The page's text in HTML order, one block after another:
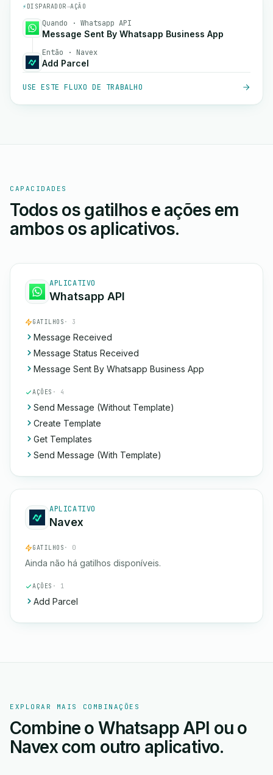
⚡ DISPARADOR→AÇÃO
Quando · Whatsapp API
Message Sent By Whatsapp Business App
Então · Navex
Add Parcel
USE ESTE FLUXO DE TRABALHO
CAPACIDADES
Todos os gatilhos e ações em
ambos os aplicativos.
APLICATIVO
Whatsapp API
GATILHOS · 3
Message Received
Message Status Received
Message Sent By Whatsapp Business App
AÇÕES · 4
Send Message (Without Template)
Create Template
Get Templates
Send Message (With Template)
APLICATIVO
Navex
GATILHOS · 0
Ainda não há gatilhos disponíveis.
AÇÕES · 1
Add Parcel
EXPLORAR MAIS COMBINAÇÕES
Combine o Whatsapp API ou o
Navex com outro aplicativo.